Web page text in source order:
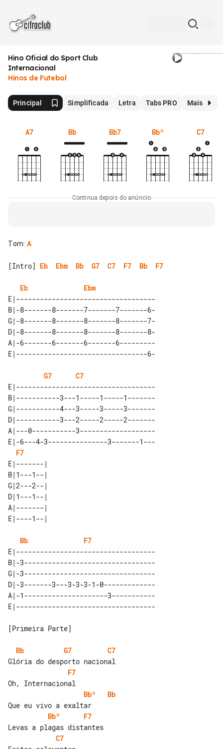
Hino Oficial do Sport Club
Internacional
Hinos de Futebol
Principal Simplificada Letra Tabs PRO Mais
A7 Bb Bb7 Bbº C7
Continua depois do anúncio
Tom: A
[Intro] Eb Ebm Bb G7 C7 F7 Bb F7
Eb
Ebm
E|-----------------------------------
B|-8-------8-------7-------7-------6-
G|-8-------8-------8-------8-------7-
D|-8-------8-------8-------8-------8-
A|-6-------6-------6-------6---------
G7
C7
E|-----------------------------------
B|-----------3---1-----1-----1-------
G|-----------4---3-----3-----3-------
D|-----------3---2-----2-----2-------
A|---0-----------3-------------------
E|-6---4-3---------------3-------1---
F7
E|-------|
B|1---1--|
G|2---2--|
D|1---1--|
A|-------|
Bb
F7
E|-----------------------------------
B|-3---------------------------------
G|-3---------------------------------
D|-3-------3---3-3-3-1-0-------------
A|-1---------------------3-----------
[Primeira Parte]
Bb G7
C7
F7
Bbº
Bb
Bbº
F7
C7